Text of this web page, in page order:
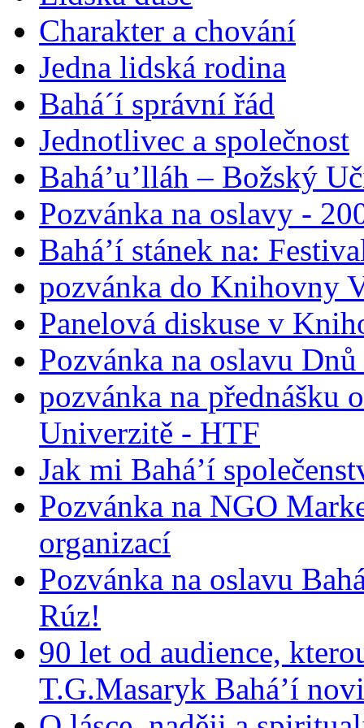
Charakter a chování
Jedna lidská rodina
Bahá´í správní řád
Jednotlivec a společnost
Bahá’u’lláh – Božský
Pozvánka na oslavy -
Bahá’í stánek na:
pozvánka do Knihovny
Panelová diskuse v
Pozvánka na oslavu
pozvánka na přednášku
Univerzitě - HTF
Jak mi Bahá’í
Pozvánka na NGO
organizací
Pozvánka na oslavu
Rúz!
90 let od audience,
T.G.Masaryk Bahá’í